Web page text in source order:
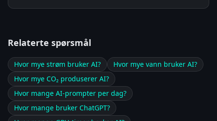
Relaterte spørsmål
Hvor mye strøm bruker AI?
Hvor mye vann bruker AI?
Hvor mye CO₂ produserer AI?
Hvor mange AI-prompter per dag?
Hvor mange bruker ChatGPT?